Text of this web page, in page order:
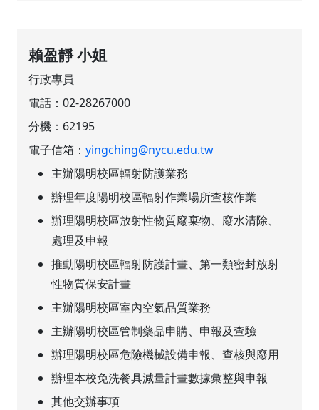
賴盈靜 小姐
行政專員
電話：02-28267000
分機： 62195
電子信箱：yingching@nycu.edu.tw
主辦陽明校區輻射防護業務
辦理年度陽明校區輻射作業場所查核作業
辦理陽明校區放射性物質廢棄物、廢水清除、
處理及申報
推動陽明校區輻射防護計畫、第一類密封放射
性物質保安計畫
主辦陽明校區室內空氣品質業務
主辦陽明校區管制藥品申購、申報及查驗
辦理陽明校區危險機械設備申報、查核與廢用
辦理本校免洗餐具減量計畫數據彙整與申報
其他交辦事項